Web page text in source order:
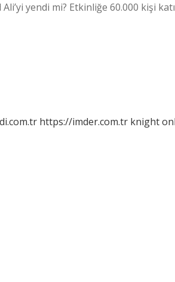
yendi mi? Etkinliğe 60.000 kişi
https://imder.com.tr knight